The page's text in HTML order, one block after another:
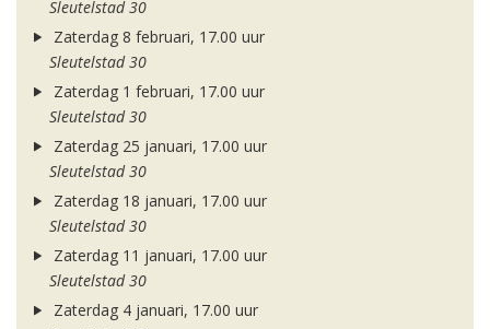
Sleutelstad 30
Zaterdag 8 februari, 17.00 uur
Sleutelstad 30
Zaterdag 1 februari, 17.00 uur
Sleutelstad 30
Zaterdag 25 januari, 17.00 uur
Sleutelstad 30
Zaterdag 18 januari, 17.00 uur
Sleutelstad 30
Zaterdag 11 januari, 17.00 uur
Sleutelstad 30
Zaterdag 4 januari, 17.00 uur